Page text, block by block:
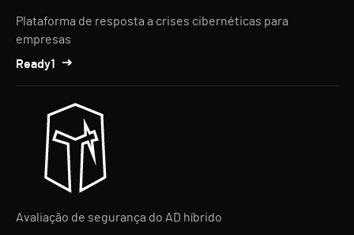
Plataforma de resposta a crises cibernéticas para
empresas
Ready1
Avaliação de segurança do AD híbrido